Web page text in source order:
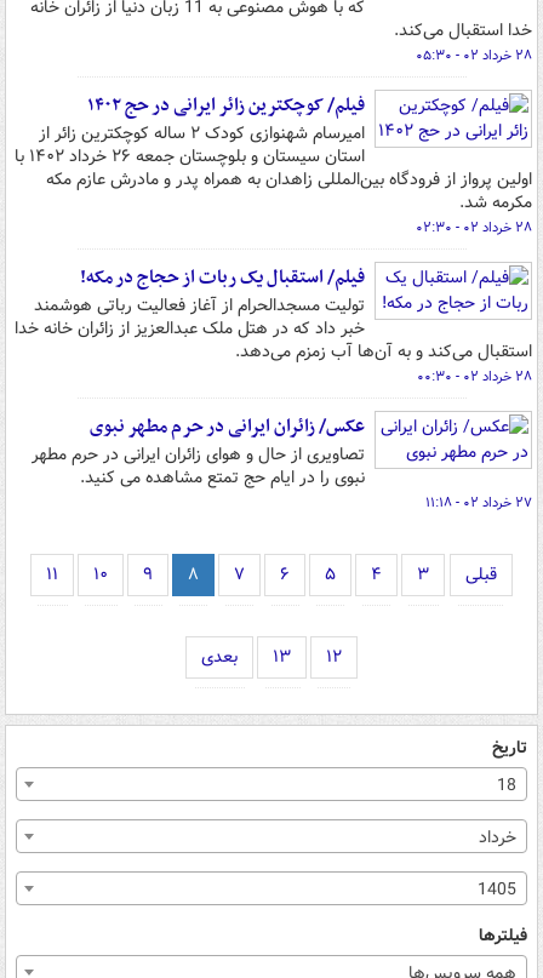
که با هوش مصنوعی به 11 زبان دنیا از زائران خانه
خدا استقبال می‌کند.
۲۸ خرداد ۰۲ - ۰۵:۳۰
فیلم/ کوچکترین زائر ایرانی در حج ۱۴۰۲
امیرسام شهنوازی کودک ۲ ساله کوچکترین زائر از
استان سیستان و بلوچستان جمعه ۲۶ خرداد ۱۴۰۲ با
اولین پرواز از فرودگاه بین‌المللی زاهدان به همراه پدر و مادرش عازم مکه
مکرمه شد.
۲۸ خرداد ۰۲ - ۰۲:۳۰
فیلم/ استقبال یک ربات از حجاج در مکه!
تولیت مسجدالحرام از آغاز فعالیت رباتی هوشمند
خبر داد که در هتل ملک عبدالعزیز از زائران خانه خدا
استقبال می‌کند و به آن‌ها آب زمزم می‌دهد.
۲۸ خرداد ۰۲ - ۰۰:۳۰
عکس/ زائران ایرانی در حرم مطهر نبوی
تصاویری از حال و هوای زائران ایرانی در حرم مطهر
نبوی را در ایام حج تمتع مشاهده می کنید.
۲۷ خرداد ۰۲ - ۱۱:۱۸
قبلی ۳ ۴ ۵ ۶ ۷ ۸ ۹ ۱۰ ۱۱
۱۲ ۱۳ بعدی
تاریخ
18
خرداد
1405
فیلترها